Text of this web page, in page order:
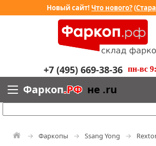
Новый сайт! Что нового?(
+7 (495) 669-38-36 пн-вс
Фаркоп.РФ не .ru
Фаркопы Ssang Yong